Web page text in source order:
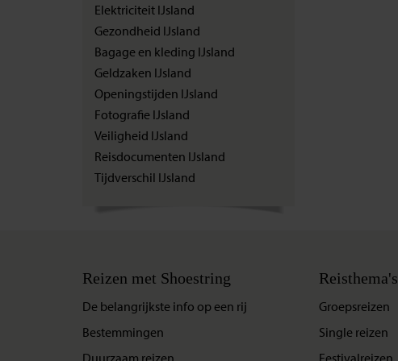
Elektriciteit IJsland
Gezondheid IJsland
Bagage en kleding IJsland
Geldzaken IJsland
Openingstijden IJsland
Fotografie IJsland
Veiligheid IJsland
Reisdocumenten IJsland
Tijdverschil IJsland
Reizen met Shoestring
De belangrijkste info op een rij
Bestemmingen
Duurzaam reizen
Reisthema's
Groepsreizen
Single reizen
Festivalreizen